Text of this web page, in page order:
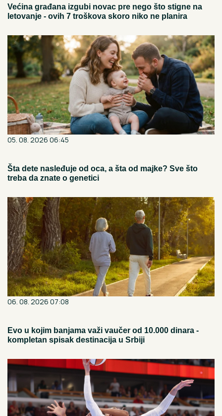
Većina građana izgubi novac pre nego što stigne na
letovanje - ovih 7 troškova skoro niko ne planira
05. 08. 2026 06:45
Šta dete nasleđuje od oca, a šta od majke? Sve što
treba da znate o genetici
06. 08. 2026 07:08
Evo u kojim banjama važi vaučer od 10.000 dinara -
kompletan spisak destinacija u Srbiji